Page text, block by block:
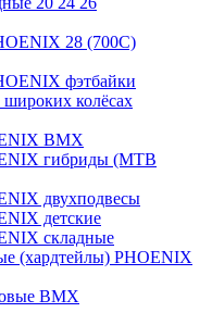
28 (700С)
фэтбайки
колёсах
BMX
гибриды (MTB
двухподвесы
детские
складные
(хардтейлы) PHOENIX
BMX